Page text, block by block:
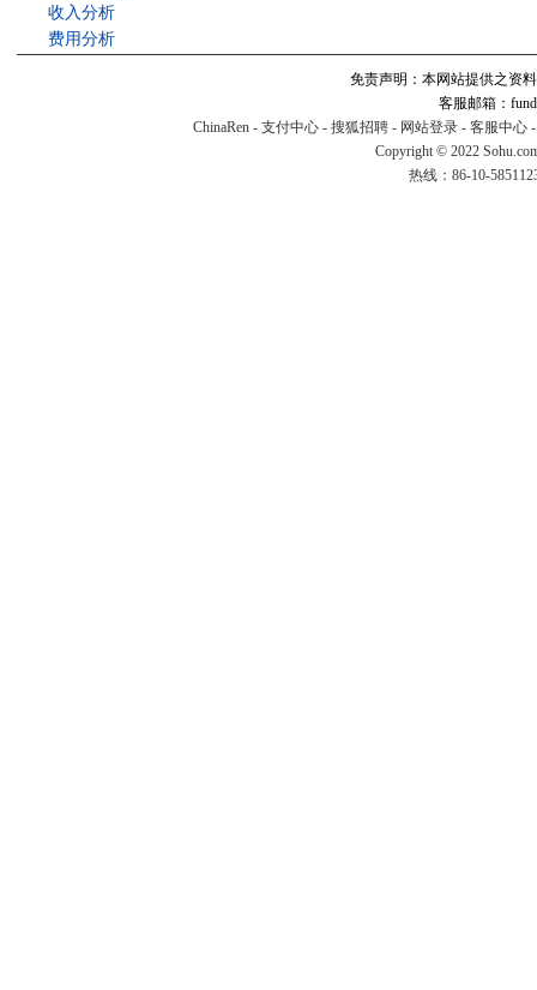
收入分析
费用分析
免责声明：本网站提供之资
客服邮箱：
ChinaRen - 支付中心 - 搜狐招聘 - 网站登录 - 客服中心
Copyright © 2022
热线：86-10-